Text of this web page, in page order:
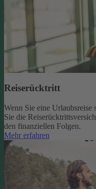
Reiserücktritt
Wenn Sie eine Urlaubsreise
Sie die
den finanziellen Folgen.
Mehr erfahren